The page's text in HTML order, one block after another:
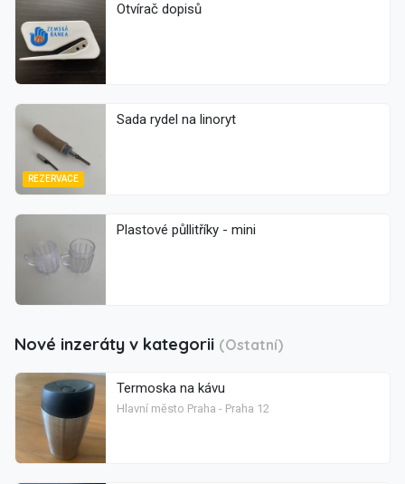
Otvírač dopisů
REZERVACE
Sada rydel na linoryt
Plastové půllitříky - mini
Nové inzeráty v kategorii (Ostatní)
Termoska na kávu
Hlavní město Praha - Praha 12